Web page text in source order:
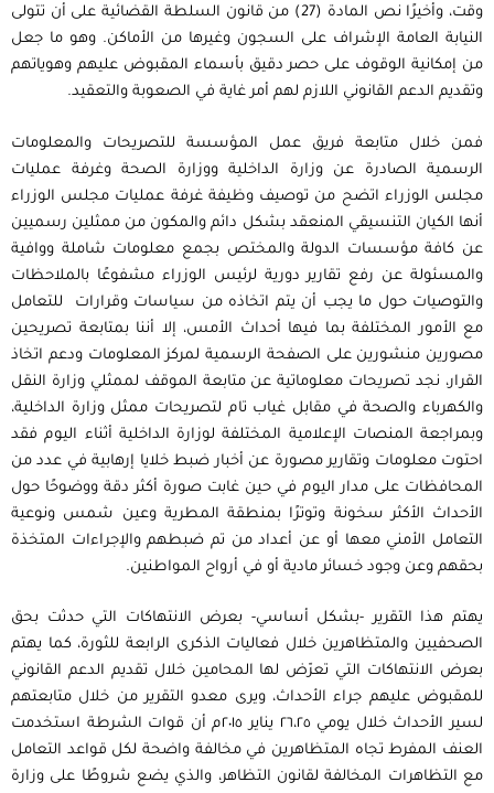
وقت، وأخيرًا نص المادة (27) من قانون السلطة القضائية على أن تتولى
النيابة العامة الإشراف على السجون وغيرها من الأماكن. وهو ما جعل
من إمكانية الوقوف على حصر دقيق بأسماء المقبوض عليهم وهوياتهم
وتقديم الدعم القانوني اللازم لهم أمر غاية في الصعوبة والتعقيد.
فمن خلال متابعة فريق عمل المؤسسة للتصريحات والمعلومات
الرسمية الصادرة عن وزارة الداخلية ووزارة الصحة وغرفة عمليات
مجلس الوزراء اتضح من توصيف وظيفة غرفة عمليات مجلس الوزراء
أنها الكيان التنسيقي المنعقد بشكل دائم والمكون من ممثلين رسميين
عن كافة مؤسسات الدولة والمختص بجمع معلومات شاملة ووافية
والمسئولة عن رفع تقارير دورية لرئيس الوزراء مشفوعًا بالملاحظات
والتوصيات حول ما يجب أن يتم اتخاذه من سياسات وقرارات للتعامل
مع الأمور المختلفة بما فيها أحداث الأمس، إلا أننا بمتابعة تصريحين
مصورين منشورين على الصفحة الرسمية لمركز المعلومات ودعم اتخاذ
القرار، نجد تصريحات معلوماتية عن متابعة الموقف لممثلي وزارة النقل
والكهرباء والصحة في مقابل غياب تام لتصريحات ممثل وزارة الداخلية،
وبمراجعة المنصات الإعلامية المختلفة لوزارة الداخلية أثناء اليوم فقد
احتوت معلومات وتقارير مصورة عن أخبار ضبط خلايا إرهابية في عدد من
المحافظات على مدار اليوم في حين غابت صورة أكثر دقة ووضوحًا حول
الأحداث الأكثر سخونة وتوترًا بمنطقة المطرية وعين شمس ونوعية
التعامل الأمني معها أو عن أعداد من تم ضبطهم والإجراءات المتخذة
بحقهم وعن وجود خسائر مادية أو في أرواح المواطنين.
يهتم هذا التقرير -بشكل أساسي- بعرض الانتهاكات التي حدثت بحق
الصحفيين والمتظاهرين خلال فعاليات الذكرى الرابعة للثورة، كما يهتم
بعرض الانتهاكات التي تعرّض لها المحامين خلال تقديم الدعم القانوني
للمقبوض عليهم جراء الأحداث، ويرى معدو التقرير من خلال متابعتهم
لسير الأحداث خلال يومي ٢٦،٢٥ يناير ٢٠١٥م أن قوات الشرطة استخدمت
العنف المفرط تجاه المتظاهرين في مخالفة واضحة لكل قواعد التعامل
مع التظاهرات المخالفة لقانون التظاهر، والذي يضع شروطًا على وزارة